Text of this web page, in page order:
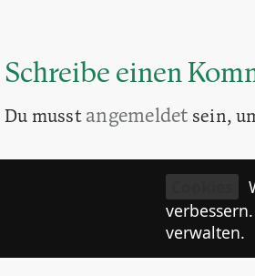
Schreibe einen
Du musst angemeldet sein,
verwalten.